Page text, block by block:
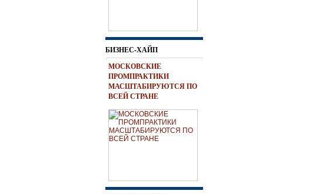
БИЗНЕС-ХАЙП
МОСКОВСКИЕ
ПРОМПРАКТИКИ
МАСШТАБИРУЮТСЯ ПО
ВСЕЙ СТРАНЕ